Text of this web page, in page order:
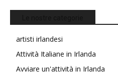
artisti irlandesi
Attività Italiane in Irlanda
Avviare un'attività in Irlanda